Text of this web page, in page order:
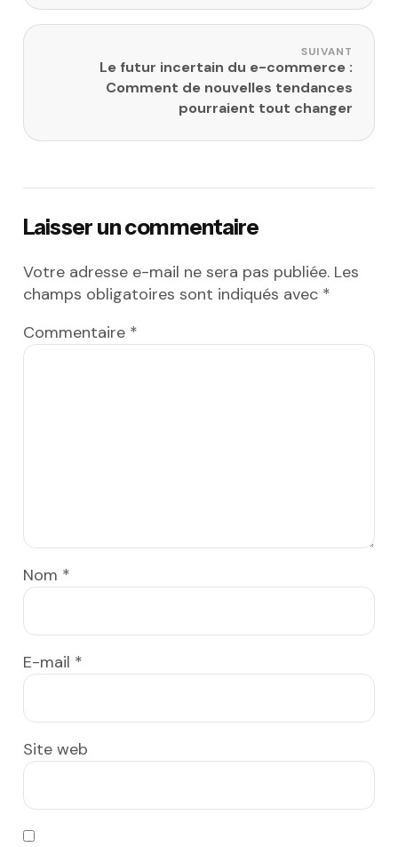
SUIVANT
Le futur incertain du e-commerce :
Comment de nouvelles tendances
pourraient tout changer
Laisser un commentaire
Votre adresse e-mail ne sera pas publiée. Les
champs obligatoires sont indiqués avec *
Commentaire *
Nom *
E-mail *
Site web